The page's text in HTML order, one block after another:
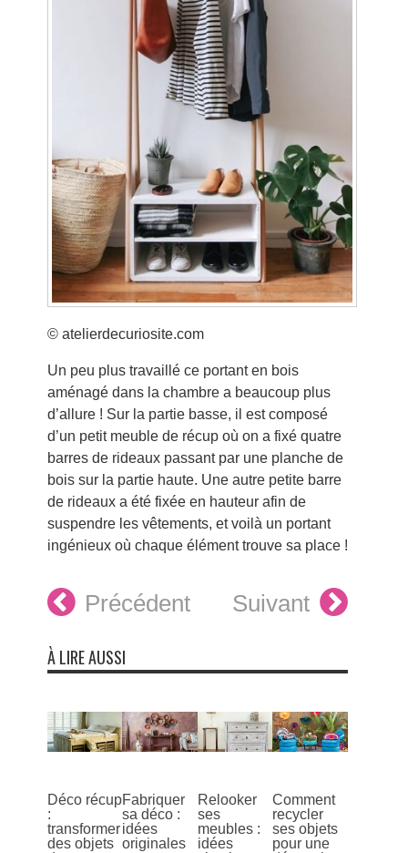
© atelierdecuriosite.com
Un peu plus travaillé ce portant en bois
aménagé dans la chambre a beaucoup plus
d’allure ! Sur la partie basse, il est composé
d’un petit meuble de récup où on a fixé quatre
barres de rideaux passant par une planche de
bois sur la partie haute. Une autre petite barre
de rideaux a été fixée en hauteur afin de
suspendre les vêtements, et voilà un portant
ingénieux où chaque élément trouve sa place !
Précédent Suivant
À LIRE AUSSI
Déco récup
:
transformer
des objets
Fabriquer
sa déco :
idées
originales
Relooker
ses
meubles :
idées
Comment
recycler
ses objets
pour une